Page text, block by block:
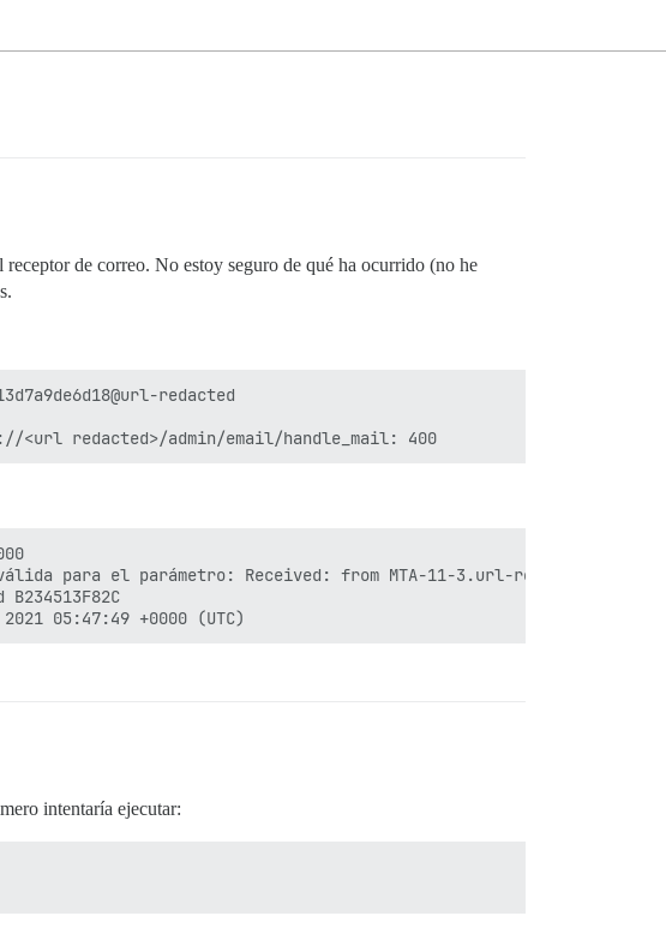
de correo. No estoy seguro de qué ha ocurrido (no he
redacted
para el parámetro: Received: from MTA-11-3.url-redacted (mta-
B234513F82C
intentaría ejecutar: